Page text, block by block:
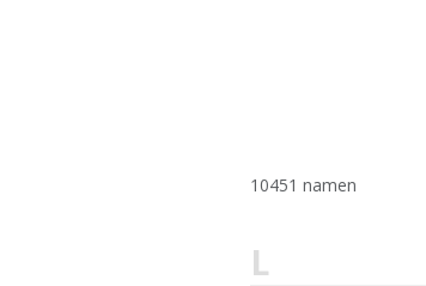
10451 namen
L